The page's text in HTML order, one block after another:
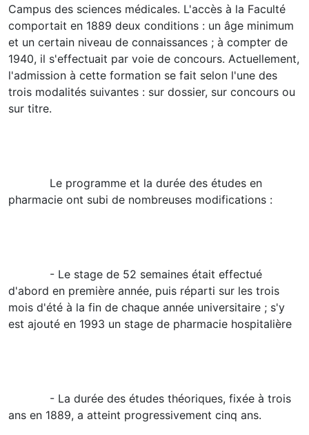
Campus des sciences médicales. L'accès à la Faculté
comportait en 1889 deux conditions : un âge minimum
et un certain niveau de connaissances ; à compter de
1940, il s'effectuait par voie de concours. Actuellement,
l'admission à cette formation se fait selon l'une des
trois modalités suivantes : sur dossier, sur concours ou
sur titre.
Le programme et la durée des études en
pharmacie ont subi de nombreuses modifications :
- Le stage de 52 semaines était effectué
d'abord en première année, puis réparti sur les trois
mois d'été à la fin de chaque année universitaire ; s'y
est ajouté en 1993 un stage de pharmacie hospitalière
- La durée des études théoriques, fixée à trois
ans en 1889, a atteint progressivement cinq ans.